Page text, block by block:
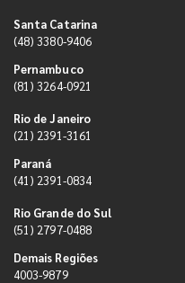
Santa Catarina
(48) 3380-9406
Pernambuco
(81) 3264-0921
Rio de Janeiro
(21) 2391-3161
Paraná
(41) 2391-0834
Rio Grande do Sul
(51) 2797-0488
Demais Regiões
4003-9879